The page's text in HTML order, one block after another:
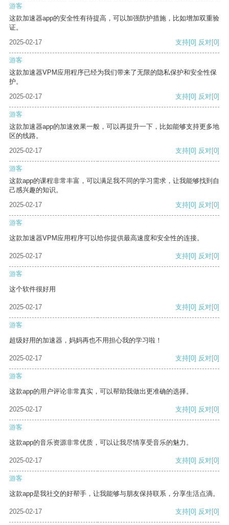
游客
这款加速器app的安全性有待提高，可以加强防护措施，比如增加双重验
证。
2025-02-17
支持[0] 反对[0]
游客
这款加速器VPM应用程序已经为我们带来了无限的隐私保护和安全性保
护。
2025-02-17
支持[0] 反对[0]
游客
这款加速器app的加速效果一般，可以再提升一下，比如能够支持更多地
区的线路。
2025-02-17
支持[0] 反对[0]
游客
这款app的课程非常丰富，可以满足我不同的学习需求，让我能够找到自
己感兴趣的知识。
2025-02-17
支持[0] 反对[0]
游客
这款加速器VPM应用程序可以给你提供最高速度和安全性的连接。
2025-02-17 支持[0] 反对[0]
游客
这个软件很好用
2025-02-17 支持[0] 反对[0]
游客
超级好用的加速器，妈妈再也不用担心我的学习啦！
2025-02-17 支持[0] 反对[0]
游客
这款app的用户评论非常真实，可以帮助我做出更准确的选择。
2025-02-17 支持[0] 反对[0]
游客
这款app的音乐资源非常优质，可以让我尽情享受音乐的魅力。
2025-02-17 支持[0] 反对[0]
游客
这款app是我社交的好帮手，让我能够与朋友保持联系，分享生活点滴。
2025-02-17 支持[0] 反对[0]